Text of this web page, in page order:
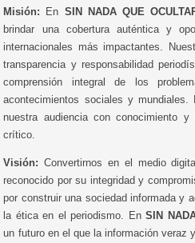
Misión: En SIN NADA QUE
brindar una cobertura auténtica y
internacionales más impactantes.
transparencia y responsabilidad
comprensión integral de los
acontecimientos sociales y mundiales.
nuestra audiencia con conocimiento
crítico.
Visión: Convertirnos en el medio
reconocido por su integridad y
por construir una sociedad informada y
la ética en el periodismo. EnSIN
un futuro en el que la información veraz